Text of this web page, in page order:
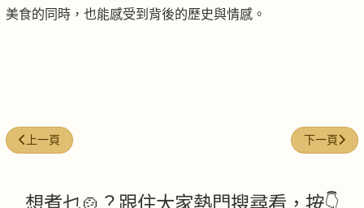
美食的同時，也能感受到背後的歷史與情感。
上一篇文章: 椰菜花鹹豬骨粥
上一頁 下一篇文章
下一頁